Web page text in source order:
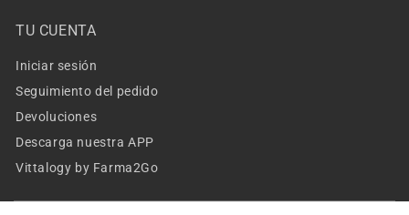
TU CUENTA
Iniciar sesión
Seguimiento del pedido
Devoluciones
Descarga nuestra APP
Vittalogy by Farma2Go